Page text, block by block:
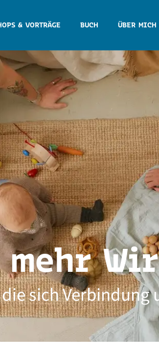
& VORTRÄGE BUCH ÜBER
mehr
sich